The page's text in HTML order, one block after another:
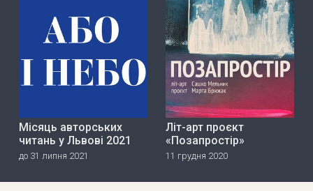
Місяць авторських
читань у Львові 2021
до 31 липня 2021
Літ-арт проєкт
«Позапростір»
11 грудня 2020